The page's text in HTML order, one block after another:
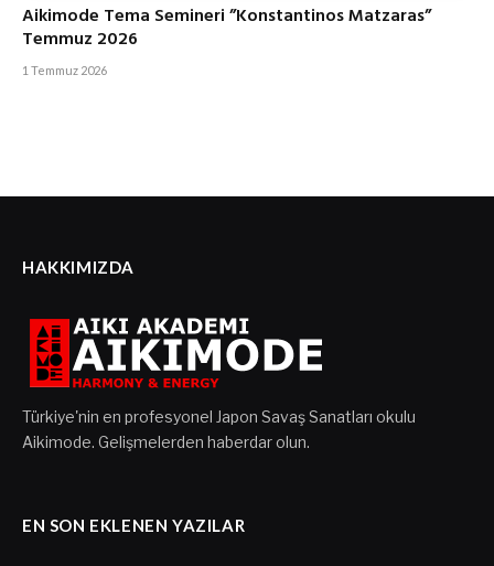
Aikimode Tema Semineri ”Konstantinos Matzaras”
Temmuz 2026
1 Temmuz 2026
HAKKIMIZDA
Türkiye'nin en profesyonel Japon Savaş Sanatları okulu
Aikimode. Gelişmelerden haberdar olun.
EN SON EKLENEN YAZILAR